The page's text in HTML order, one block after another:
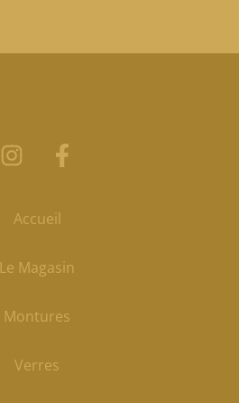
Accueil
Le Magasin
Montures
Verres